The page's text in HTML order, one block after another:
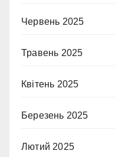
Червень 2025
Травень 2025
Квітень 2025
Березень 2025
Лютий 2025